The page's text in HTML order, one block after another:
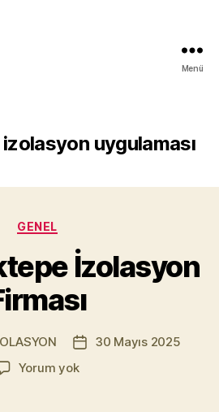
Menü
uygulaması
Kategoriler
GENEL
İzolasyon
Yazı30 Mayıs 2025
Yorum yok🛠️